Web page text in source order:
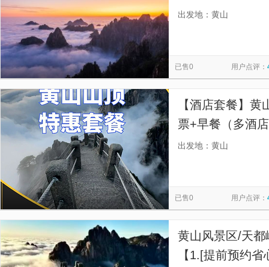
+景区交通车+酒
出发地：黄山
已售0 用户点评：
【酒店套餐】
票+早餐（多酒
险
出发地：黄山
已售0 用户点评：
黄山风景区/天
【1.[提前预约